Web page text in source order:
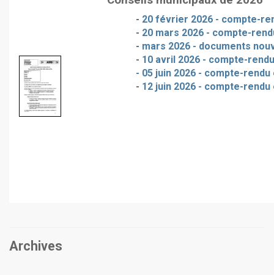
- 20 février 2026 - compte-
- 20 mars 2026 - compte-
- mars 2026 - documents
- 10 avril 2026 - compte-
- 05 juin 2026 - compte-
- 12 juin 2026 - compte-
Archives